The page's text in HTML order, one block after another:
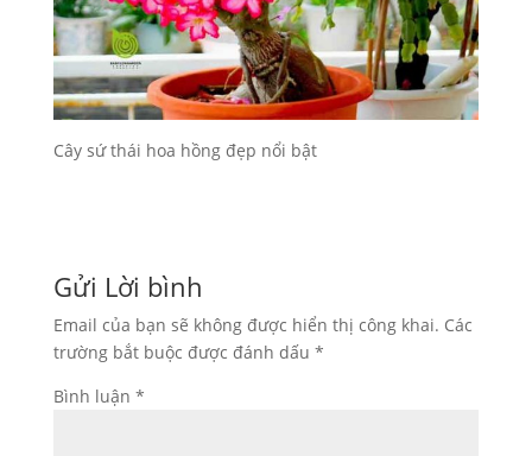
Cây sứ thái hoa hồng đẹp nổi bật
Gửi Lời bình
Email của bạn sẽ không được hiển thị công khai. Các
trường bắt buộc được đánh dấu *
Bình luận *